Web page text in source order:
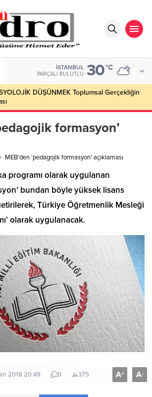
İSTANBUL
PARÇALI BULUTLU 30°C
DÜŞÜNMEK Toplumsal Gerçekliğin
formasyon’
MEB’den ‘pedagojik formasyon’ açıklaması
programı olarak uygulanan
bundan böyle yüksek lisans
Türkiye Öğretmenlik Mesleği
olarak uygulanacak.
2018 20:49 0 375 A+ A-